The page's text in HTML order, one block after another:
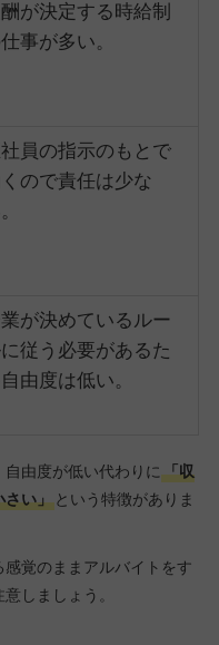
が決定する時給制
事が多い。
社員の指示のもとで
ので責任は少な
が決めているルー
従う必要があるた
由度は低い。
由度が低い代わりに 「収
さい」という特徴がありま
覚のままアルバイトをす
しましょう。